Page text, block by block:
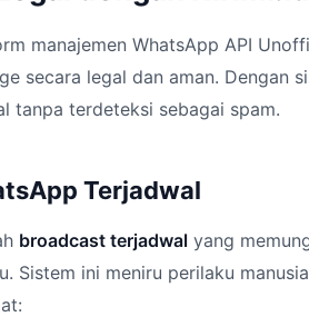
manajemen WhatsApp API
secara legal dan aman. Dengan
tanpa terdeteksi sebagai spam.
Terjadwal
broadcast terjadwal yang
Sistem ini meniru perilaku